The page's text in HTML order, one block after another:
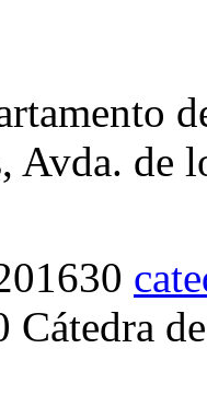
Avda. de
Cátedra